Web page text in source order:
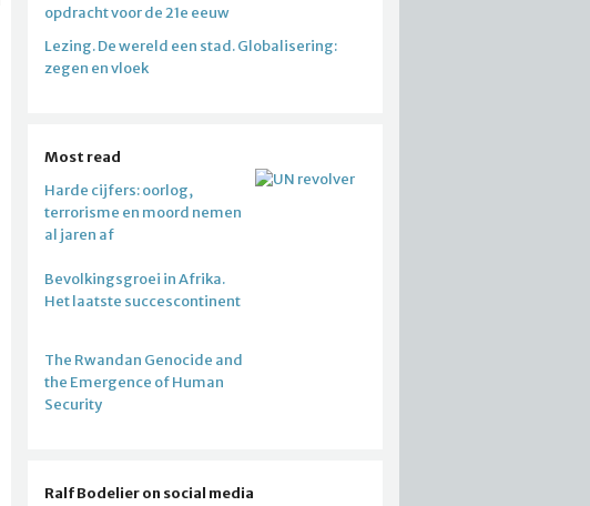
opdracht voor de 21e eeuw
Lezing. De wereld een stad. Globalisering:
zegen en vloek
Most read
Harde cijfers: oorlog,
terrorisme en moord nemen
al jaren af
Bevolkingsgroei in Afrika.
Het laatste succescontinent
The Rwandan Genocide and
the Emergence of Human
Security
Ralf Bodelier on social media